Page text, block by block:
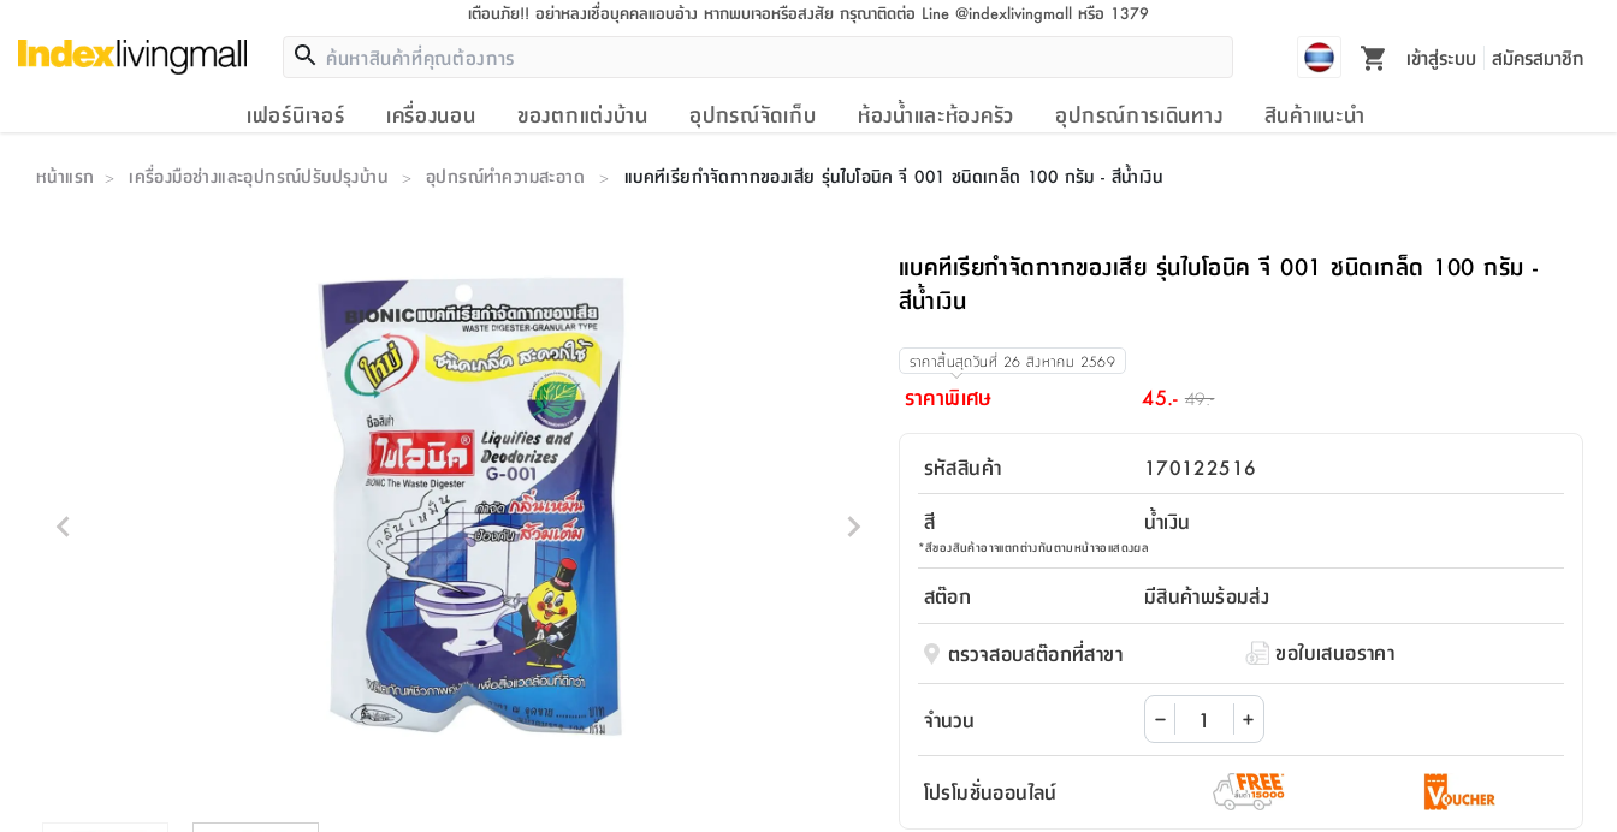
เตือนภัย!! อย่าหลงเชื่อบุคคลแอบอ้าง หากพบเจอหรือสงสัย กรุณาติดต่อ Line @indexlivingmall หรือ 1379
เข้าสู่ระบบ สมัครสมาชิก
เฟอร์นิเจอร์ เครื่องนอน ของตกแต่งบ้าน อุปกรณ์จัดเก็บ ห้องน้ำและห้องครัว อุปกรณ์การเดินทาง สินค้าแนะนำ
หน้าแรก > เครื่องมือช่างและอุปกรณ์ปรับปรุงบ้าน > อุปกรณ์ทำความสะอาด > แบคทีเรียกำจัดกากของเสีย รุ่นไบโอนิค จี 001 ชนิดเกล็ด 100 กรัม - สีน้ำเงิน
แบคทีเรียกำจัดกากของเสีย รุ่นไบโอนิค จี 001 ชนิดเกล็ด 100 กรัม -
สีน้ำเงิน
ราคาสิ้นสุดวันที่ 26 สิงหาคม 2569
ราคาพิเศษ 45.- 49.-
รหัสสินค้า
170122516
สี
น้ำเงิน
*สีของสินค้าอาจแตกต่างกันตามหน้าจอแสดงผล
สต๊อก
มีสินค้าพร้อมส่ง
ตรวจสอบสต๊อกที่สาขา
ขอใบเสนอราคา
จำนวน
โปรโมชั่นออนไลน์